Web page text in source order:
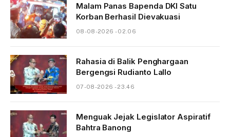
Malam Panas Bapenda DKI Satu
Korban Berhasil Dievakuasi
08-08-2026 - 02.06
Rahasia di Balik Penghargaan
Bergengsi Rudianto Lallo
07-08-2026 - 23.46
Menguak Jejak Legislator Aspiratif
Bahtra Banong